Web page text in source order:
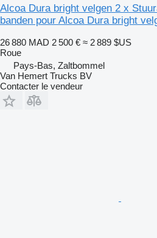
Alcoa Dura bright velgen 2 x
banden pour Alcoa Dura bright
26 880 MAD 2 500 € ≈ 2 889 $US
Roue
Pays-Bas, Zaltbommel
Van Hemert Trucks BV
Contacter le vendeur